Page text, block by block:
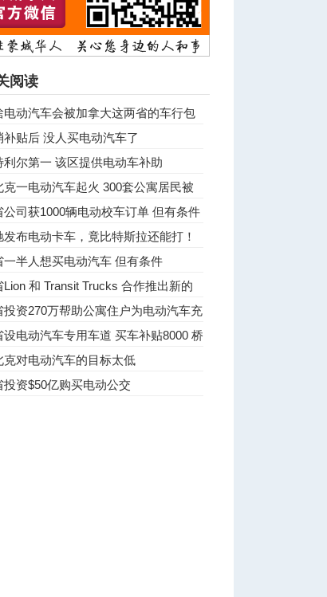
阅读
电动汽车会被加拿大这两省的车行包
补贴后 没人买电动汽车了
利尔第一 该区提供电动车补助
克一电动汽车起火 300套公寓居民被
公司获1000辆电动校车订单 但有条件
发布电动卡车，竟比特斯拉还能打！
一半人想买电动汽车 但有条件
Lion 和 Transit Trucks 合作推出新的
汽车
投资270万帮助公寓住户为电动汽车充
设电动汽车专用车道 买车补贴8000 桥
路免过路费
克对电动汽车的目标太低
投资$50亿购买电动公交